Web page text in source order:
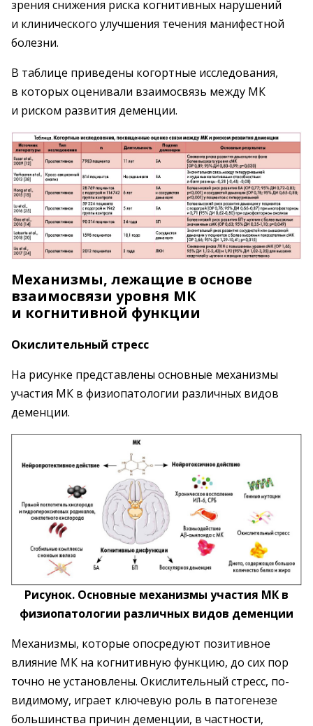
зрения снижения риска когнитивных нарушений
и клинического улучшения течения манифестной
болезни.
В таблице приведены когортные исследования,
в которых оценивали взаимосвязь между МК
и риском развития деменции.
Механизмы, лежащие в основе
взаимосвязи уровня МК
и когнитивной функции
Окислительный стресс
На рисунке представлены основные механизмы
участия МК в физиопатологии различных видов
деменции.
Рисунок. Основные механизмы участия МК в
физиопатологии различных видов деменции
Механизмы, которые опосредуют позитивное
влияние МК на когнитивную функцию, до сих пор
точно не установлены. Окислительный стресс, по-
видимому, играет ключевую роль в патогенезе
большинства причин деменции, в частности,